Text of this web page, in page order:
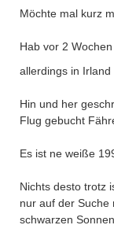
Möchte mal kurz
Hab vor 2
allerdings in Irland
Hin und her
Flug gebucht
Es ist ne weiße
Nichts desto trotz
nur auf der Suche
schwarzen